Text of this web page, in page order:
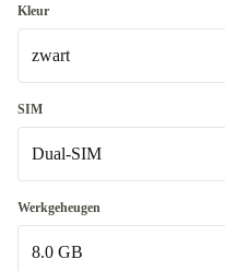
Uitstekend
128 GB
256 GB
Kleur
zwart
zwart
Beschikbaar in andere configuraties
groen
SIM
Dual-SIM
Dual-SIM
Beschikbaar in andere configuraties
Werkgeheugen
8.0 GB